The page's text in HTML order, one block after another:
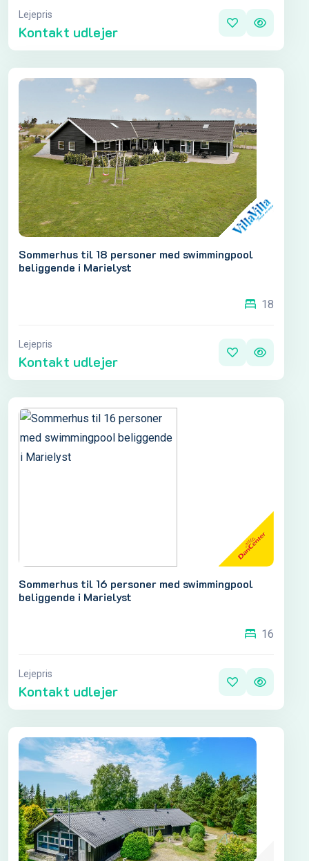
Lejepris
Kontakt udlejer
Sommerhus til 18 personer med swimmingpool
beliggende i Marielyst
18
Lejepris
Kontakt udlejer
Sommerhus til 16 personer med swimmingpool
beliggende i Marielyst
16
Lejepris
Kontakt udlejer